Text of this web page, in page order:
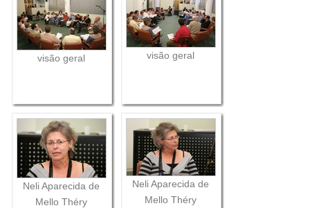
visão geral visão geral
Neli Aparecida de
Mello Théry
Neli Aparecida de
Mello Théry